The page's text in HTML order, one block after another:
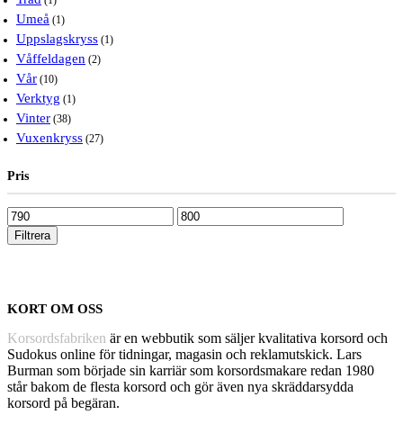
Umeå (1)
Uppslagskryss (1)
Våffeldagen (2)
Vår (10)
Verktyg (1)
Vinter (38)
Vuxenkryss (27)
Pris
Pris
från
Pris
till
Filtrera
KORT OM OSS
Korsordsfabriken är en webbutik som säljer kvalitativa korsord och
Sudokus online för tidningar, magasin och reklamutskick. Lars
Burman som började sin karriär som korsordsmakare redan 1980
står bakom de flesta korsord och gör även nya skräddarsydda
korsord på begäran.